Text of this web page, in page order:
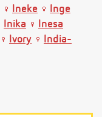
Ineke
Inge
Inika
Inesa
Ivory
India-